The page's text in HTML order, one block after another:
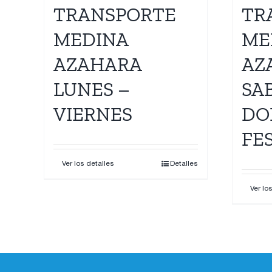
TRANSPORTE
MEDINA
AZAHARA
LUNES –
VIERNES
Ver los detalles Detalles
Ver